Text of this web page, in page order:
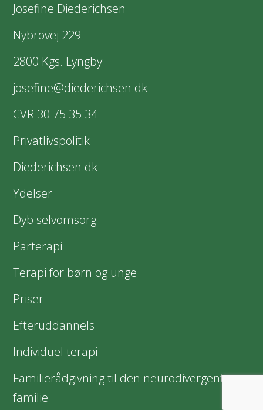
Josefine Diederichsen
Nybrovej 229
2800 Kgs. Lyngby
josefine@diederichsen.dk
CVR 30 75 35 34
Privatlivspolitik
Diederichsen.dk
Ydelser
Dyb selvomsorg
Parterapi
Terapi for børn og unge
Priser
Efteruddannels
Individuel terapi
Familierådgivning til den neurodivergente
familie